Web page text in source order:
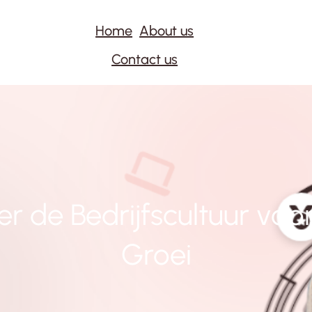
Home About us
Contact us
de Bedrijfscultuur
Groei